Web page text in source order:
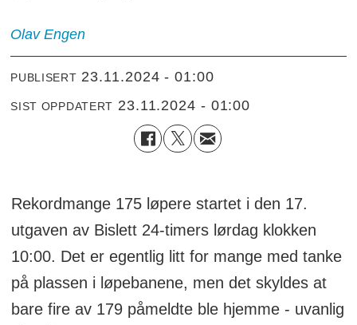
Olav Engen
PUBLISERT 23.11.2024 - 01:00
SIST OPPDATERT 23.11.2024 - 01:00
Rekordmange 175 løpere startet i den 17.
utgaven av Bislett 24-timers lørdag klokken
10:00. Det er egentlig litt for mange med tanke
på plassen i løpebanene, men det skyldes at
bare fire av 179 påmeldte ble hjemme - uvanlig